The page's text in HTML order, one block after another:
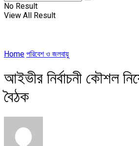
No Result
View All Result
Home পরিবেশ ও জলবায়ু
আইভীর নির্বাচনী কৌশল
বৈঠক